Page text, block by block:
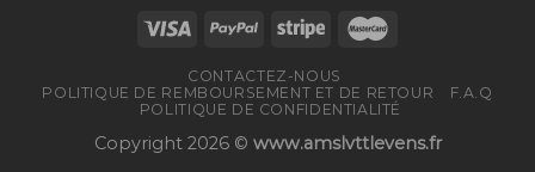
CONTACTEZ-NOUS
POLITIQUE DE REMBOURSEMENT ET DE RETOUR
F.A.Q
POLITIQUE DE CONFIDENTIALITÉ
Copyright 2026 © www.amslvttlevens.fr